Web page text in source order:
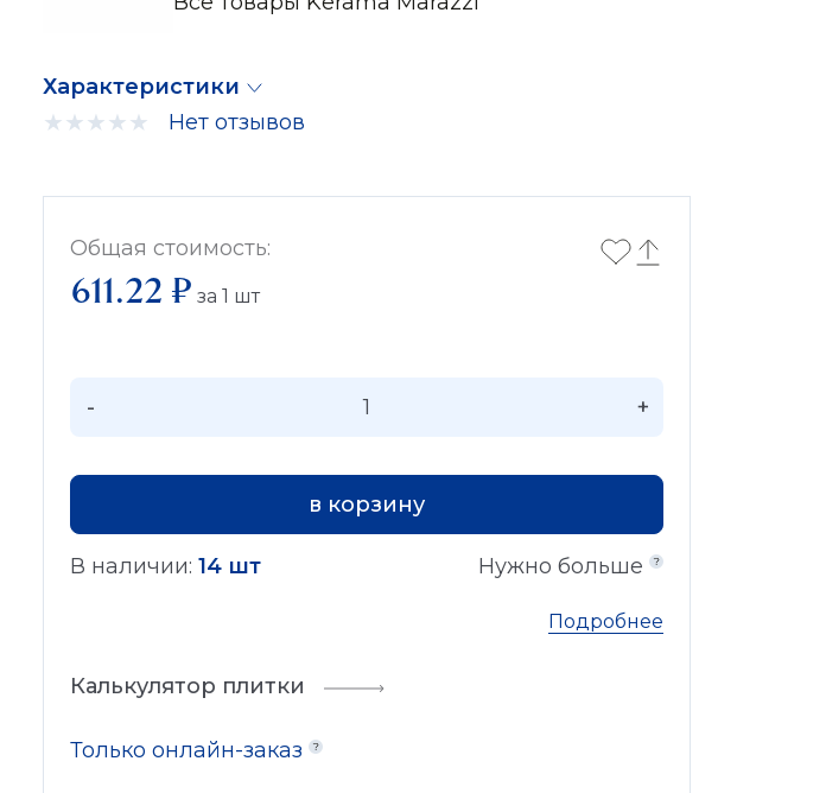
Характеристики
Нет отзывов
Общая стоимость:
611.22 ₽ за 1 шт
- +
в корзину
В наличии: 14 шт Нужно больше
Подробнее
Калькулятор плитки
Только онлайн-заказ